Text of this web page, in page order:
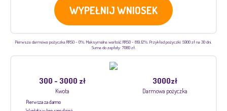
WYPEŁNIJ WNIOSEK
Pierwsza darmowa pożyczka RRSO - 0%. Maksymalna wartość RRSO - 819,12%. Przykład pożyczki: 5900 zł na 30 dni.
Suma do zapłaty: 7080 zł.
300 - 3000 zł
Kwota
3000zł
Darmowa pożyczka
Pierwsza za darmo